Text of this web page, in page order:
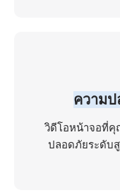
ความป
วิดีโอหน้าจอที่คุ
ปลอดภัยระดับสู